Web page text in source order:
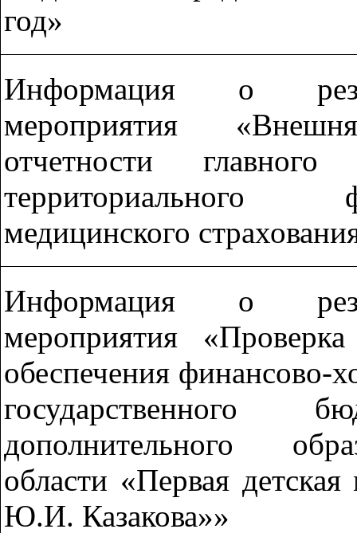
год»
Информация о
мероприятия
отчетности главного
территориального
медицинского
Информация о
мероприятия
обеспечения финансово-
государственного
дополнительного
области «Первая
Ю.И. Казакова»»